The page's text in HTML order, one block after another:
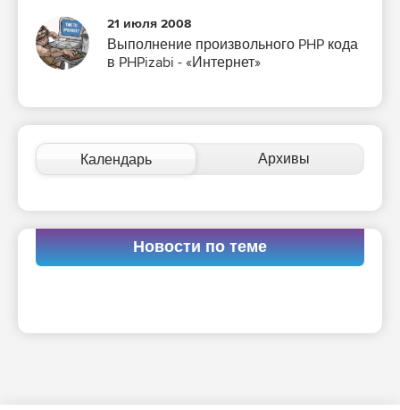
21 июля 2008
Выполнение произвольного PHP кода
в PHPizabi - «Интернет»
Календарь Архивы
Новости по теме